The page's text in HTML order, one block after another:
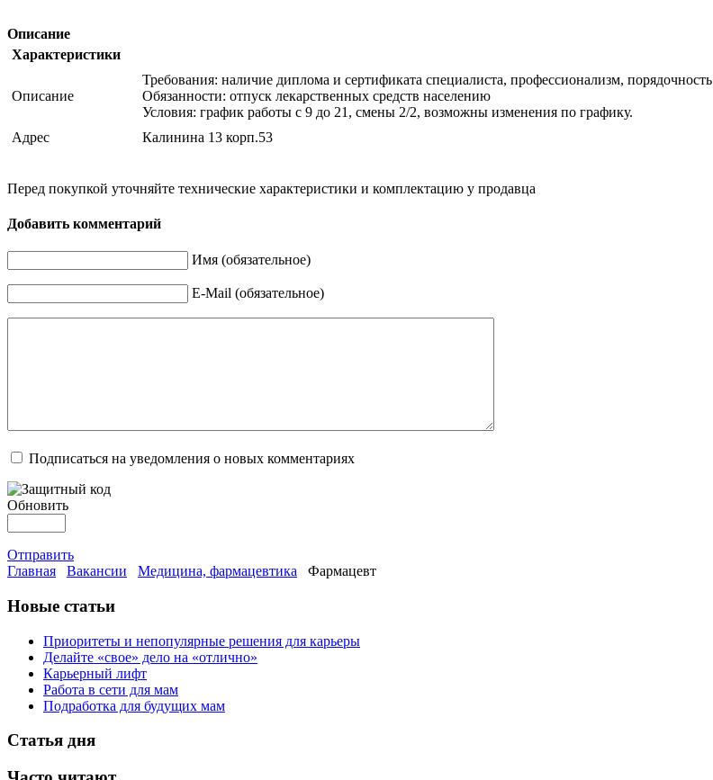
Описание
Характеристики
Описание
Требования: наличие диплома и сертификата специалиста, профессионализм, порядочность
Обязанности: отпуск лекарственных средств населению
Условия: график работы с 9 до 21, смены 2/2, возможны изменения по графику.
Адрес
Калинина 13 корп.53
Перед покупкой уточняйте технические характеристики и комплектацию у продавца
Добавить комментарий
Имя (обязательное)
E-Mail (обязательное)
Подписаться на уведомления о новых комментариях
Обновить
Отправить
Главная
Вакансии Медицина, фармацевтика Фармацевт
Новые статьи
Приоритеты и непопулярные решения для карьеры
Делайте «свое» дело на «отлично»
Карьерный лифт
Работа в сети для мам
Подработка для будущих мам
Статья дня